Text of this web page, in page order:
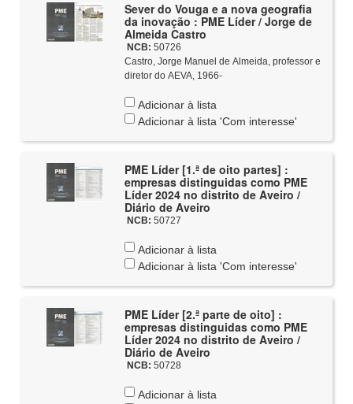
Sever do Vouga e a nova geografia
da inovação : PME Líder / Jorge de
Almeida Castro
NCB: 50726
Castro, Jorge Manuel de Almeida, professor e
diretor do AEVA, 1966-
Adicionar à lista
Adicionar à lista 'Com interesse'
PME Líder [1.ª de oito partes] :
empresas distinguidas como PME
Líder 2024 no distrito de Aveiro /
Diário de Aveiro
NCB: 50727
Adicionar à lista
Adicionar à lista 'Com interesse'
PME Líder [2.ª parte de oito] :
empresas distinguidas como PME
Líder 2024 no distrito de Aveiro /
Diário de Aveiro
NCB: 50728
Adicionar à lista